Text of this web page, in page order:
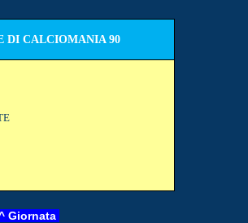
DI CALCIOMANIA 90
Giornata